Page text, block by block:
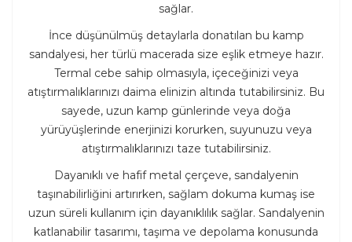
sağlar.
İnce düşünülmüş detaylarla donatılan bu kamp
sandalyesi, her türlü macerada size eşlik etmeye hazır.
Termal cebe sahip olmasıyla, içeceğinizi veya
atıştırmalıklarınızı daima elinizin altında tutabilirsiniz. Bu
sayede, uzun kamp günlerinde veya doğa
yürüyüşlerinde enerjinizi korurken, suyunuzu veya
atıştırmalıklarınızı taze tutabilirsiniz.
Dayanıklı ve hafif metal çerçeve, sandalyenin
taşınabilirliğini artırırken, sağlam dokuma kumaş ise
uzun süreli kullanım için dayanıklılık sağlar. Sandalyenin
katlanabilir tasarımı, taşıma ve depolama konusunda